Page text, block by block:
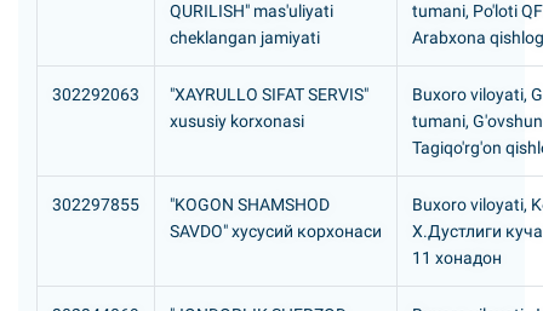
QURILISH" mas'uliyati
cheklangan jamiyati
tumani, Po'loti
Arabxona
302292063
"XAYRULLO SIFAT SERVIS"
xususiy korxonasi
Buxoro viloyati,
tumani,
Tagiqo'rg'on
302297855
"KOGON SHAMSHOD
SAVDO" хусусий корхонаси
Buxoro viloyati,
Х.Дустлиги
11 хонадон